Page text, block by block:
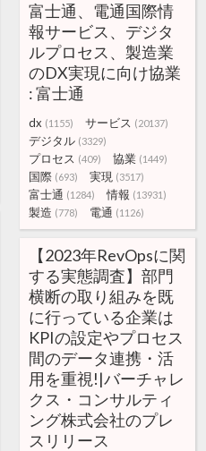
富士通、電通国際情
報サービス、デジタ
ルプロセス、製造業
のDX実現に向け協業
: 富士通
dx (1155) サービス (20137)
デジタル (3329)
プロセス (409) 協業 (1449)
国際 (693) 実現 (3517)
富士通 (1284) 情報 (13931)
製造 (778) 電通 (1126)
【2023年RevOpsに関
する実態調査】部門
横断の取り組みを既
に行っている企業は
KPIの設定やプロセス
間のデータ連携・活
用を重視!|バーチャレ
クス・コンサルティ
ング株式会社のプレ
スリリース